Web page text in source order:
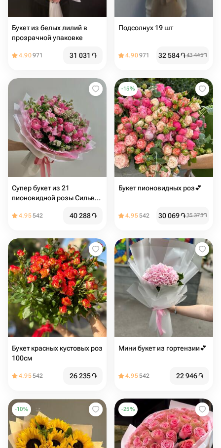
Букет из белых лилий в
прозрачной упаковке
4.90971 31 031 ֏
Подсолнух 19 шт
4.90971 32 584֏43 445֏
Супер букет из 21
пионовидной розы Сильва
4.95542 40 288֏
-15%
Букет пионовидных роз💕
4.95542 30 069֏35 375֏
Букет красных кустовых роз
100см
4.95542 26 235֏
Мини букет из гортензии💕
4.95542 22 946֏
-10% -25%